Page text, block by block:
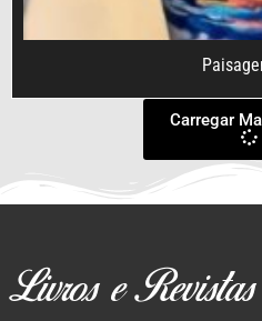
Carregar
Livros e